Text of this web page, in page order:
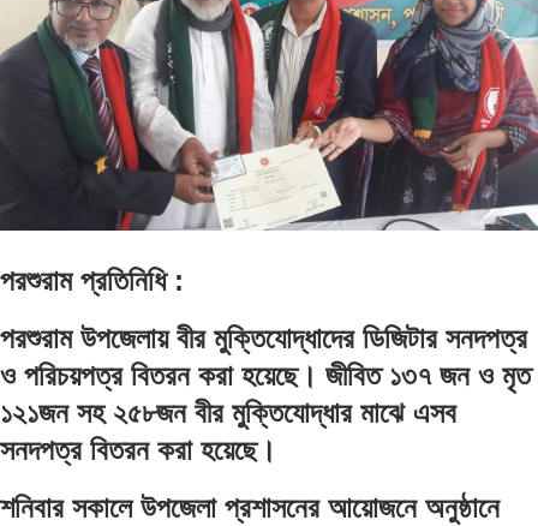
পরশুরাম প্রতিনিধি :
পরশুরাম উপজেলায় বীর মুক্তিযোদ্ধাদের ডিজিটার সনদপত্র
ও পরিচয়পত্র বিতরন করা হয়েছে। জীবিত ১৩৭ জন ও মৃত
১২১জন সহ ২৫৮জন বীর মুক্তিযোদ্ধার মাঝে এসব
সনদপত্র বিতরন করা হয়েছে।
শনিবার সকালে উপজেলা প্রশাসনের আয়োজনে অনুষ্ঠানে